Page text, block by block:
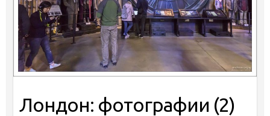
Лондон: фотографии (2)